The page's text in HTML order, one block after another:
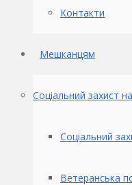
Контакти
Мешканцям
Соціальний захист
Соціальний
Ветеранська